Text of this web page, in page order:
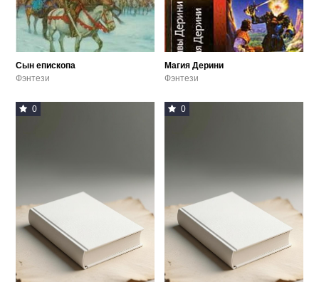
Сын епископа
Фэнтези
Магия Дерини
Фэнтези
0 0